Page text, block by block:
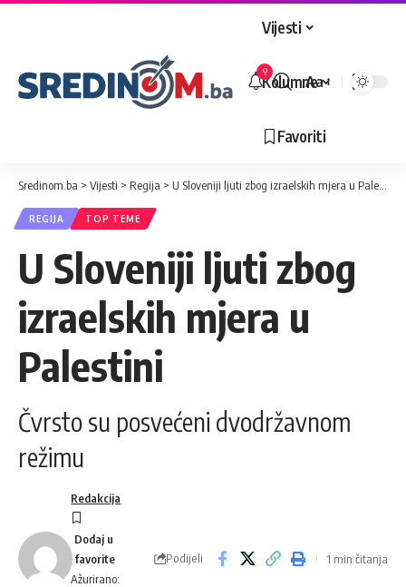
Vijesti
Kolumne
Favoriti
9
Veličina
Aa
Sredinom.ba > Vijesti > Regija > U Sloveniji ljuti zbog izraelskih mjera u Palestini
REGIJA TOP TEME
U Sloveniji ljuti zbog
izraelskih mjera u
Palestini
Čvrsto su posvećeni dvodržavnom
režimu
Ažurirano:
Redakcija
Podijeli 1 min čitanja